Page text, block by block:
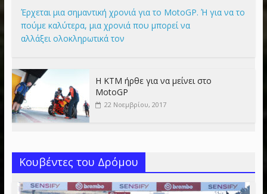
Έρχεται μια σημαντική χρονιά για το MotoGP. Ή για να το
πούμε καλύτερα, μια χρονιά που μπορεί να
αλλάξει ολοκληρωτικά τον
Η KTM ήρθε για να μείνει στο
MotoGP
22 Νοεμβρίου, 2017
Κουβέντες του Δρόμου